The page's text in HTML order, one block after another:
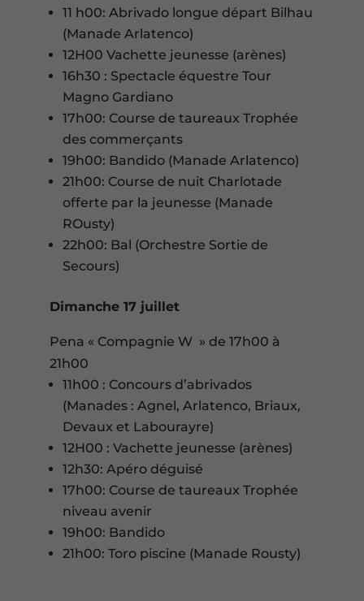
11 h00: Abrivado longue départ Bilhau
(Manade Arlatenco)
12H00 Vachette jeunesse (arènes)
16h30 : Spectacle équestre Tour
Magno Gardiano
17h00: Course de taureaux Trophée
des commerçants
19h00: Bandido (Manade Arlatenco)
21h00: Course de nuit Charlotade
offerte par la jeunesse (Manade
ROusty)
22h00: Bal (Orchestre Sortie de
Secours)
Dimanche 17 juillet
Pena « Compagnie W » de 17h00 à
21h00
11h00 : Concours d’abrivados
(Manades : Agnel, Arlatenco, Briaux,
Devaux et Labourayre)
12H00 : Vachette jeunesse (arènes)
12h30: Apéro déguisé
17h00: Course de taureaux Trophée
niveau avenir
19h00: Bandido
21h00: Toro piscine (Manade Rousty)